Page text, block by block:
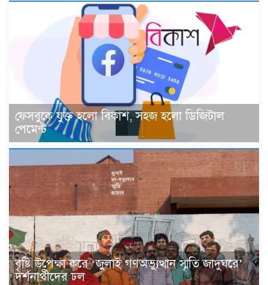
ফেসবুকে যুক্ত হলো বিকাশ, সহজ হলো ডিজিটাল
পেমেন্ট
বৃষ্টি উপেক্ষা করে ‘জুলাই গণঅভ্যুত্থান স্মৃতি জাদুঘরে’
দর্শনার্থীদের ঢল